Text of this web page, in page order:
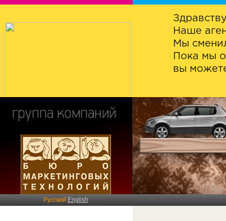
Наше
Мы
Пока мы
вы
РусскийEnglish